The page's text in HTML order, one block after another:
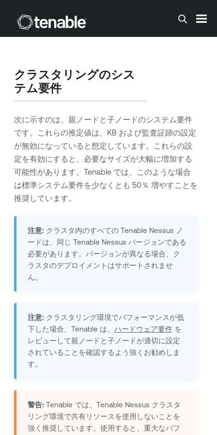
メインコンテンツに移動する
クラスタリングのシス
テム要件
次に示すのは、親ノードと子ノードのシステム要件
です。これらの推定値は、KB および監査証跡の設定
が無効になっていると想定しています。これらの設
定を有効にすると、必要なサイズが大幅に増加する
可能性があります。Tenable では、このような場合
は標準システム要件を少なくとも 50％ 増やすことを
推奨しています。
注意: クラスタ内のすべての Tenable Nessus ノ
ードは、同じ Tenable Nessus バージョンである
必要があります。バージョンが異なる場合、ク
ラスタのデプロイメントはサポートされませ
ん。
注意: クラスタリング環境でパフォーマンスが低
下した場合、 Tenable は、 ハードウェア要件を
レビューして親ノードと子ノードが適切に設定
されていることを確認するよう強くお勧めしま
す。
警告: Tenable では、 Tenable Nessus クラスタ
リング環境で共有リソースを使用しないことを
強く推奨しています。使用すると、重大なパフ